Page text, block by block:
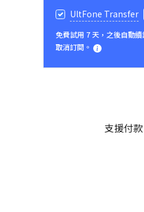
UltFone Transfer
免費試用 7 天，之後自動
取消訂閱。
支援付款